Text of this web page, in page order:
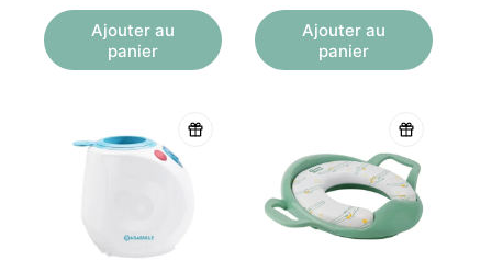
Ajouter au
panier
Ajouter au
panier